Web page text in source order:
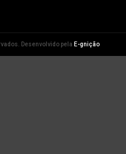
Desenvolvido pela E-gnição